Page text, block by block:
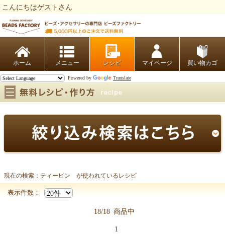
こんにちはゲストさん
ホーム レシピ マイページ 買い物カゴ
Powered by Translate
ティーピン
現在の検索：ティーピン が使われているレシピ
表示件数：
18/18 商品中
1